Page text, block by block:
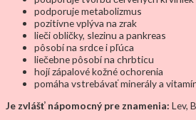
podporuje metabolizmus
pozitívne vplýva na zrak
lieči obličky, slezinu a pankreas
pôsobí na srdce i pľúca
liečebne pôsobí na chrbticu
hojí zápalové kožné ochorenia
pomáha vstrebávať minerály a
Je zvlášť nápomocný pre znamenia: Lev,